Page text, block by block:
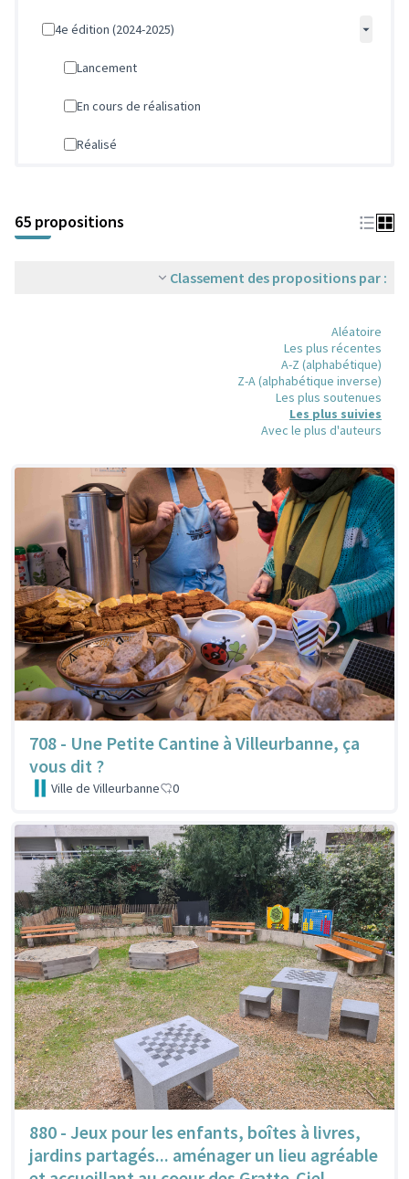
4e édition (2024-2025)
Lancement
En cours de réalisation
Réalisé
65 propositions
Classement des propositions par :
Aléatoire
Les plus récentes
A-Z (alphabétique)
Z-A (alphabétique inverse)
Les plus soutenues
Les plus suivies
Avec le plus d'auteurs
708 - Une Petite Cantine à Villeurbanne, ça
vous dit ?
Ville de Villeurbanne 0
880 - Jeux pour les enfants, boîtes à livres,
jardins partagés... aménager un lieu agréable